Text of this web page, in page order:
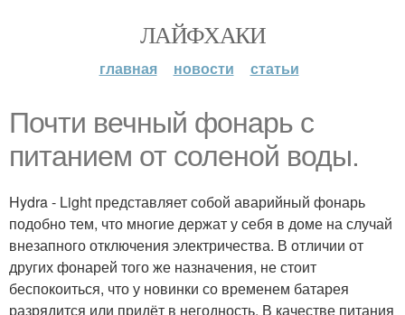
ЛАЙФХАКИ
главная новости статьи
Почти вечный фонарь с
питанием от соленой воды.
Hydra - Light представляет собой аварийный фонарь
подобно тем, что многие держат у себя в доме на случай
внезапного отключения электричества. В отличии от
других фонарей того же назначения, не стоит
беспокоиться, что у новинки со временем батарея
разрядится или придёт в негодность. В качестве питания